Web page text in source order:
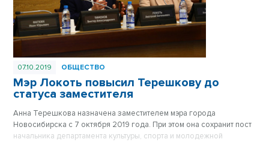
07.10.2019 ОБЩЕСТВО
Мэр Локоть повысил Терешкову до
статуса заместителя
Анна Терешкова назначена заместителем мэра города
Новосибирска с 7 октября 2019 года. При этом она сохранит пост
начальника департамента культуры, спорта и молодежной